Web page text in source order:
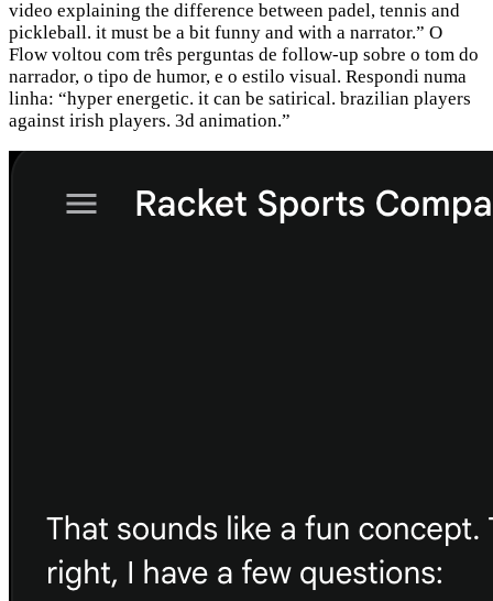
video explaining the difference between padel, tennis and
pickleball. it must be a bit funny and with a narrator.” O
Flow voltou com três perguntas de follow-up sobre o tom do
narrador, o tipo de humor, e o estilo visual. Respondi numa
linha: “hyper energetic. it can be satirical. brazilian players
against irish players. 3d animation.”